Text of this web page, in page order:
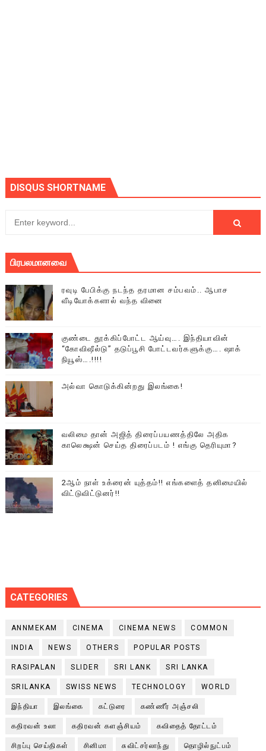
DISQUS SHORTNAME
பிரபலமானவை
ரவுடி பேபிக்கு நடந்த தரமான சம்பவம்.. ஆபாச
வீடியோக்களால் வந்த வினை
குண்டை தூக்கிப்போட்ட ஆய்வு…. இந்தியாவின்
“கோவிஷீல்டு” தடுப்பூசி போட்டவர்களுக்கு…. ஷாக்
நியூஸ்….!!!!
அல்வா கொடுக்கின்றது இலங்கை!
வலிமை தான் அஜித் திரைப்பயணத்திலே அதிக
காலெக்ஷன் செய்த திரைப்படம் ! எங்கு தெரியுமா?
2ஆம் நாள் உக்ரைன் யுத்தம்!! எங்களைத் தனிமையில்
விட்டுவிட்டுனர்!!
CATEGORIES
ANNMEKAM CINEMA CINEMA NEWS COMMON
INDIA NEWS OTHERS POPULAR POSTS
RASIPALAN SLIDER SRI LANK SRI LANKA
SRILANKA SWISS NEWS TECHNOLOGY WORLD
இந்தியா இலங்கை கட்டுரை கண்ணீர் அஞ்சலி
கதிரவன் உலா கதிரவன் களஞ்சியம் கவிதைத் தோட்டம்
சிறப்பு செய்திகள் சினிமா சுவிட்சர்லாந்து தொழில்நுட்பம்